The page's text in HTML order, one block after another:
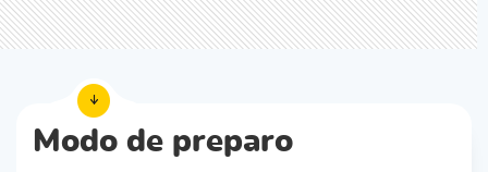
Modo de preparo